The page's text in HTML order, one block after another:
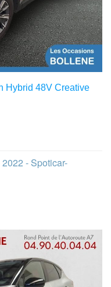
Hybrid 48V Creative
- Spoticar-